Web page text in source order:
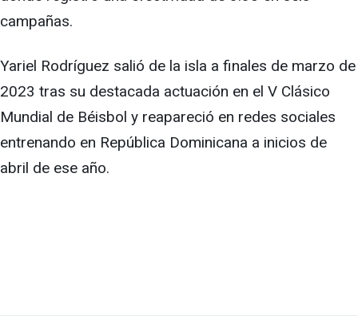
campañas.
Yariel Rodríguez salió de la isla a finales de marzo de
2023 tras su destacada actuación en el V Clásico
Mundial de Béisbol y reapareció en redes sociales
entrenando en República Dominicana a inicios de
abril de ese año.